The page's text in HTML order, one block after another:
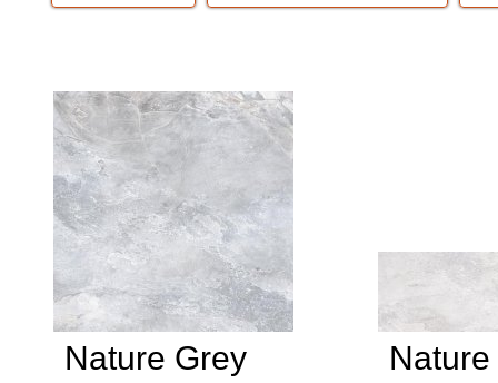
Nature Grey